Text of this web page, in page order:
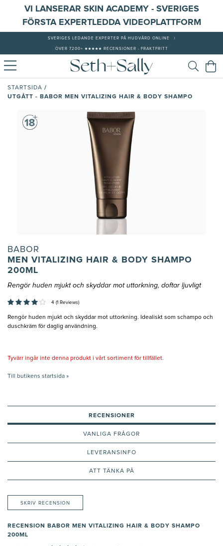
VI LANSERAR SKIN ACADEMY - SVERIGES
FÖRSTA EXPERTLEDDA VIDEOPLATTFORM
SVERIGES LEDANDE EXPERTER PÅ HUDVÅRD ONLINE
ÖVER 7200+ ★★★★★ RECENSIONER - FRAKTFRITT
STARTSIDA /
UTGÅTT - BABOR MEN VITALIZING HAIR & BODY SHAMPO
BABOR
MEN VITALIZING HAIR & BODY SHAMPO
200ML
Rengör huden mjukt och skyddar mot uttorkning, doftar ljuvligt
4 (1 Reviews)
Rengör huden mjukt och skyddar mot uttorkning. Idealiskt som schampo och
duschkräm för daglig användning.
Tyvärr ingår inte denna produkt i vårt sortiment för tillfället.
Till butikens startsida »
RECENSIONER
VANLIGA FRÅGOR
LEVERANSINFO
ATT TÄNKA PÅ
SKRIV RECENSION
RECENSION BABOR MEN VITALIZING HAIR & BODY SHAMPO
200ML